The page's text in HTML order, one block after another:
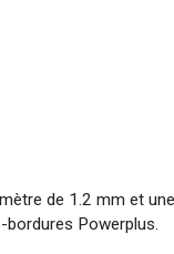
de 1.2 mm et
Powerplus.